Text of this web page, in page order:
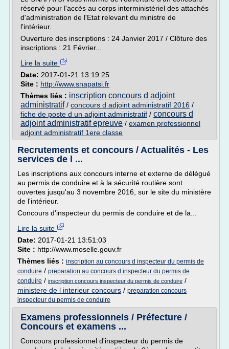
réservé pour l'accès au corps interministériel des attachés
d'administration de l'Etat relevant du ministre de
l'intérieur.
Ouverture des inscriptions : 24 Janvier 2017 / Clôture des
inscriptions : 21 Février...
Lire la suite
Date: 2017-01-21 13:19:25
Site : http://www.snapatsi.fr
Thèmes liés : inscription concours d adjoint
administratif/ concours d adjoint administratif 2016 /
fiche de poste d un adjoint administratif / concours d
adjoint administratif epreuve / examen professionnel
adjoint administratif 1ere classe
Recrutements et concours / Actualités - Les
services de l ...
Les inscriptions aux concours interne et externe de délégué
au permis de conduire et à la sécurité routière sont
ouvertes jusqu'au 3 novembre 2016, sur le site du ministère
de l'intérieur.
Concours d'inspecteur du permis de conduire et de la...
Lire la suite
Date: 2017-01-21 13:51:03
Site : http://www.moselle.gouv.fr
Thèmes liés : inscription au concours d inspecteur du permis de
conduire / preparation au concours d inspecteur du permis de
conduire / inscription concours inspecteur du permis de conduire /
ministere de l interieur concours / preparation concours
inspecteur du permis de conduire
Examens professionnels / Préfecture /
Concours et examens ...
Concours professionnel d'inspecteur du permis de